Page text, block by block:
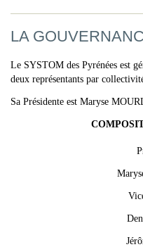
LA
Le SYSTOM des Pyrénées est
deux représentants par
Sa Présidente est Maryse